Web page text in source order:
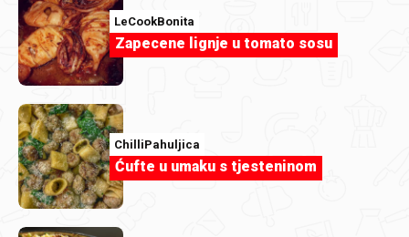
službenika za zaštitu podataka. Takvo povlačenje neće
utjecati na zakonitost obrade na temelju privole prije
njezina povlačenja.
Molimo vas da obratite pažnju na obvezan obim podataka
koji vas tražimo jer u slučaju da ne pružite tražene
informacije koje su određene kao obvezne da bi izvršili za
vas traženu ili očekivanu aktivnost, nažalost, neće vam biti
dopušteno uključivanje u istu, bez traženih podataka
aktivnost neće biti tehnički provediva.
LeCookBonita
Zapecene lignje u tomato sosu
ChilliPahuljica
Ćufte u umaku s tjesteninom